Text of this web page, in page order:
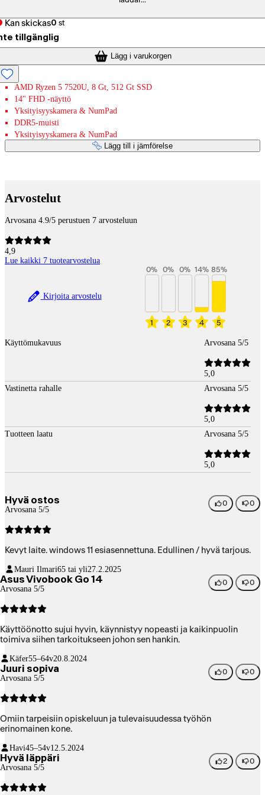
Kan skickas0 st
tillgänglig
Lägg i varukorgen
AMD Ryzen 5 7520U, 8 Gt, 512 Gt SSD
14" FHD -näyttö
Yksityisyyskamera & NumPad
DDR5-muisti
Yksityisyyskamera & NumPad
Lägg till i jämförelse
Arvostelut
Arvosana 4.9/5 perustuen 7 arvosteluun
4,9
Lue kaikki 7 tuotearvostelua
Kirjoita arvostelu
1
0%
2
0%
3
0%
4
14%
5
85%
Käyttömukavuus Arvosana 5/5
5,0
Vastinetta rahalle
Arvosana 5/5
5,0
Tuotteen laatu
Arvosana 5/5
5,0
Hyvä ostos
Arvosana 5/5
0 0
Kevyt laite. windows 11 esiasennettuna. Edullinen / hyvä tarjous.
Mauri Ilmari65 tai yli27.2.2025
Asus Vivobook Go 14
Arvosana 5/5
0 0
Käyttöönotto sujui hyvin, käynnistyy nopeasti ja kaikinpuolin
toimiva siihen tarkoitukseen johon sen hankin.
Käfer55–64v20.8.2024
Juuri sopiva
Arvosana 5/5
0 0
Omiin tarpeisiin opiskeluun ja tulevaisuudessa työhön
erinomainen kone.
Havi45–54v12.5.2024
Hyvä läppäri
Arvosana 5/5
2 0